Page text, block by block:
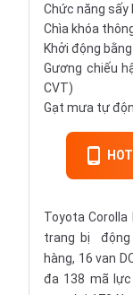
Chức năng sấy
Chìa khóa
Khởi động
Gương chiếu
CVT)
Gạt mưa tự
Toyota
trang bị động
hàng, 16 van
đa 138 mã